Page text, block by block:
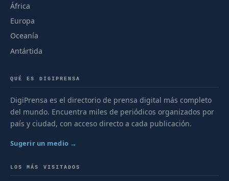
África
Europa
Oceanía
Antártida
QUÉ ES DIGIPRENSA
DigiPrensa es el directorio de prensa digital más completo
del mundo. Encuentra miles de periódicos organizados por
país y ciudad, con acceso directo a cada publicación.
Sugerir un medio →
LOS MÁS VISITADOS